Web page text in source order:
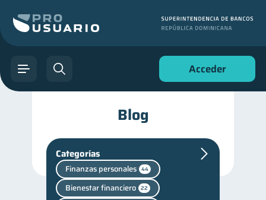
Acceder
Blog
Categorías
Finanzas personales 44
Bienestar financiero 22